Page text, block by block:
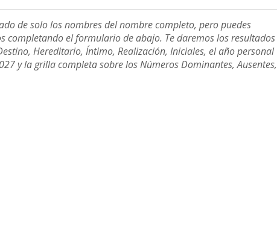
de solo los nombres del nombre completo, pero puedes
completando el formulario de abajo. Te daremos los resultados
Hereditario, Íntimo, Realización, Iniciales, el año personal
y la grilla completa sobre los Números Dominantes, Ausentes,